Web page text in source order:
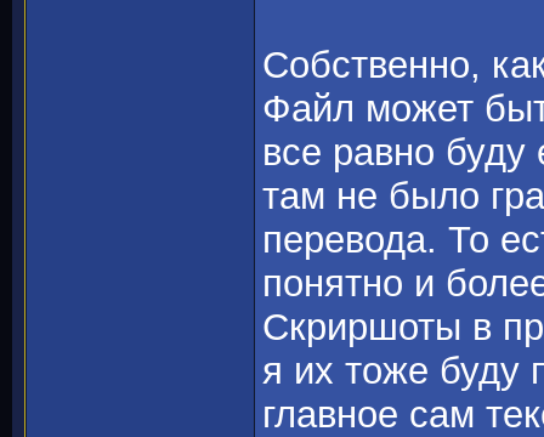
Собственно,
Файл может
все равно буду
там не было
перевода. То
понятно и
Скриршоты в
я их тоже буду
главное сам